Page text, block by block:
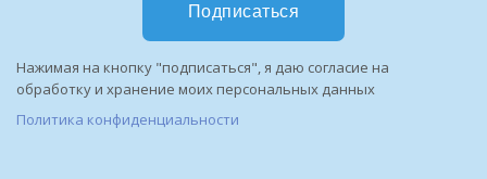
Подписаться
Нажимая на кнопку "подписаться", я даю согласие на
обработку и хранение моих персональных данных
Политика конфиденциальности